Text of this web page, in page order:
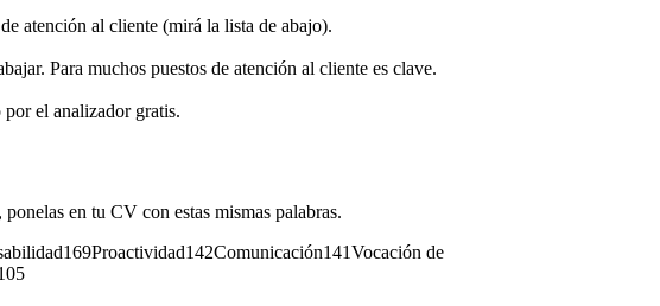
atención al cliente (mirá la lista de abajo).
Para muchos puestos de atención al cliente es clave.
por el analizador gratis.
en tu CV con estas mismas palabras.
169Proactividad142Comunicación141Vocación de